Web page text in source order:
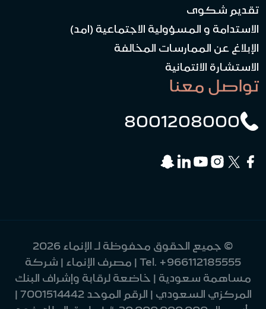
تقديم شكوى
الاستدامة و المسؤولية الاجتماعية (امد)
الإبلاغ عن الممارسات المخالفة
الاستشارة الائتمانية
تواصل معنا
8001208000
© جميع الحقوق محفوظة لـ الإنماء 2026
Tel. +966112185555
| مصرف الإنماء | شركة
مساهمة سعودية | خاضعة لرقابة وإشراف البنك
المركزي السعودي | الرقم الموحد 7001514442 |